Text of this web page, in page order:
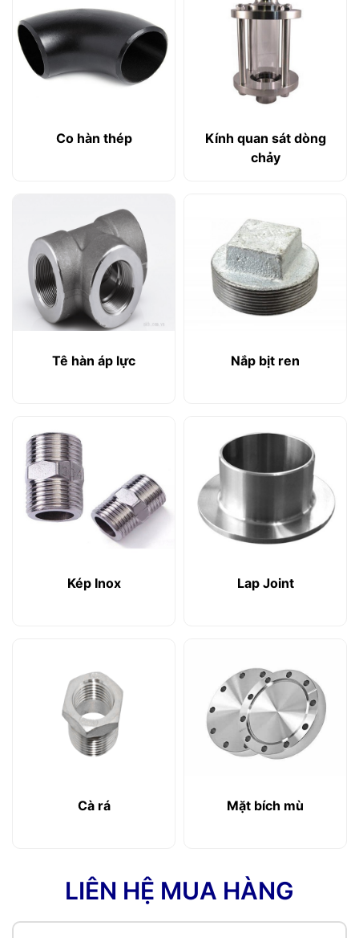
Co hàn thép
Kính quan sát dòng
chảy
Tê hàn áp lực Nắp bịt ren
Kép Inox Lap Joint
Cà rá Mặt bích mù
LIÊN HỆ MUA HÀNG